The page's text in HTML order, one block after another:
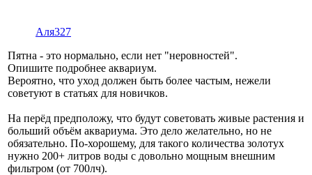
Аля327
Пятна - это нормально, если нет "неровностей".
Опишите подробнее аквариум.
Вероятно, что уход должен быть более частым, нежели
советуют в статьях для новичков.
На перёд предположу, что будут советовать живые растения и
больший объём аквариума. Это дело желательно, но не
обязательно. По-хорошему, для такого количества золотух
нужно 200+ литров воды с довольно мощным внешним
фильтром (от 700лч).